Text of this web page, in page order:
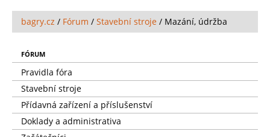
bagry.cz / Fórum / Stavební stroje / Mazání, údržba
FÓRUM
Pravidla fóra
Stavební stroje
Přídavná zařízení a příslušenství
Doklady a administrativa